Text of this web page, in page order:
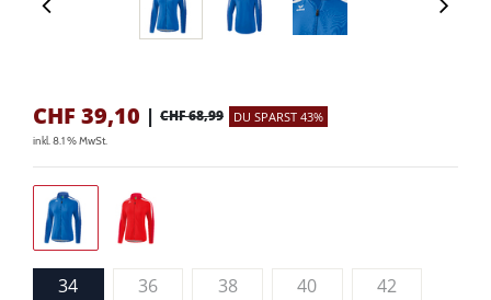
CHF 39,10 | CHF 68,99 DU SPARST 43%
inkl. 8.1 % MwSt.
34 36 38 40
42